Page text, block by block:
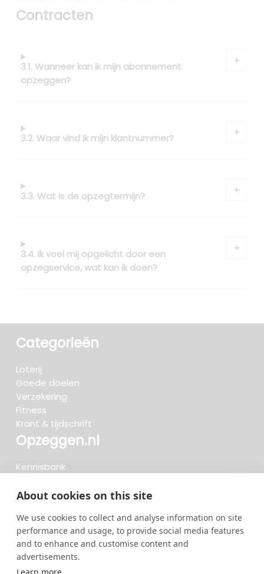
About cookies on this site
We use cookies to collect and analyse information on site
performance and usage, to provide social media features
and to enhance and customise content and
advertisements.
Contracten
3.1. Wanneer kan ik mijn abonnement
opzeggen?
3.2. Waar vind ik mijn klantnummer?
3.3. Wat is de opzegtermijn?
3.4. Ik voel mij opgelicht door een
opzegservice, wat kan ik doen?
Categorieën
Loterij
Goede doelen
Verzekering
Fitness
Krant & tijdschrift
Opzeggen.nl
Kennisbank
Beoordelingen
Meteen opzeggen